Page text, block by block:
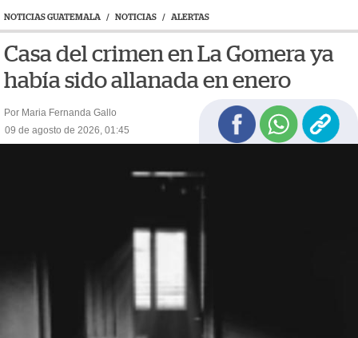
NOTICIAS GUATEMALA / NOTICIAS / ALERTAS
Casa del crimen en La Gomera ya
había sido allanada en enero
Por Maria Fernanda Gallo
09 de agosto de 2026, 01:45